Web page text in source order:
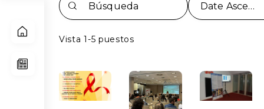
Vista 1-5 puestos